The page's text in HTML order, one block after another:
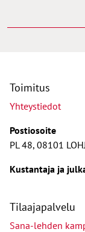
Toimitus
Yhteystiedot
Postiosoite
PL 48, 08101
Kustantaja ja j
Tilaajapalvelu
Sana-lehden